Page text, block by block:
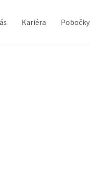
Kariéra Pobočky